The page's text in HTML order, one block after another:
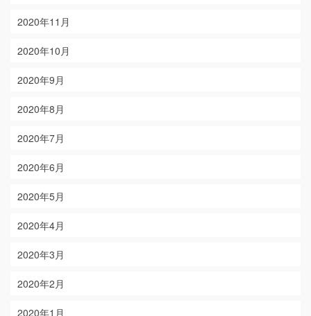
2020年11月
2020年10月
2020年9月
2020年8月
2020年7月
2020年6月
2020年5月
2020年4月
2020年3月
2020年2月
2020年1月